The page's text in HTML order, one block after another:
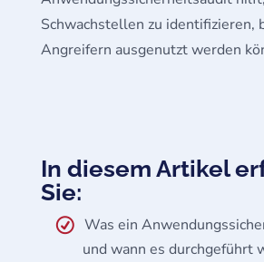
Schwachstellen zu identifizieren,
Angreifern ausgenutzt werden
In diesem Artikel
Sie:
Was ein
und wann es durchgeführt